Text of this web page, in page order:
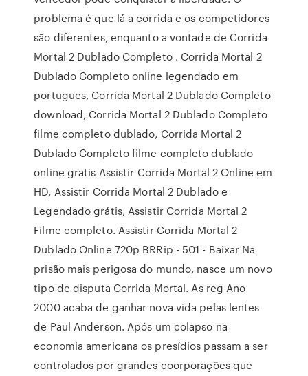
problema é que lá a corrida e os competidores
são diferentes, enquanto a vontade de Corrida
Mortal 2 Dublado Completo . Corrida Mortal 2
Dublado Completo online legendado em
portugues, Corrida Mortal 2 Dublado Completo
download, Corrida Mortal 2 Dublado Completo
filme completo dublado, Corrida Mortal 2
Dublado Completo filme completo dublado
online gratis Assistir Corrida Mortal 2 Online em
HD, Assistir Corrida Mortal 2 Dublado e
Legendado grátis, Assistir Corrida Mortal 2
Filme completo. Assistir Corrida Mortal 2
Dublado Online 720p BRRip - 501 - Baixar Na
prisão mais perigosa do mundo, nasce um novo
tipo de disputa Corrida Mortal. As reg Ano
2000 acaba de ganhar nova vida pelas lentes
de Paul Anderson. Após um colapso na
economia americana os presídios passam a ser
controlados por grandes coorporações que